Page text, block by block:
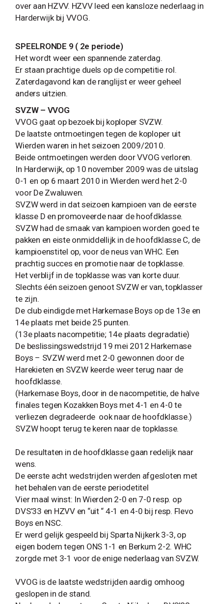
over aan HZVV. HZVV leed een kansloze nederlaag in
Harderwijk bij VVOG.
SPEELRONDE 9 ( 2e periode)
Het wordt weer een spannende zaterdag.
Er staan prachtige duels op de competitie rol.
Zaterdagavond kan de ranglijst er weer geheel
anders uitzien.
SVZW – VVOG
VVOG gaat op bezoek bij koploper SVZW.
De laatste ontmoetingen tegen de koploper uit
Wierden waren in het seizoen 2009/2010.
Beide ontmoetingen werden door VVOG verloren.
In Harderwijk, op 10 november 2009 was de uitslag
0-1 en op 6 maart 2010 in Wierden werd het 2-0
voor De Zwaluwen.
SVZW werd in dat seizoen kampioen van de eerste
klasse D en promoveerde naar de hoofdklasse.
SVZW had de smaak van kampioen worden goed te
pakken en eiste onmiddellijk in de hoofdklasse C, de
kampioenstitel op, voor de neus van WHC. Een
prachtig succes en promotie naar de topklasse.
Het verblijf in de topklasse was van korte duur.
Slechts één seizoen genoot SVZW er van, topklasser
te zijn.
De club eindigde met Harkemase Boys op de 13e en
14e plaats met beide 25 punten.
(13e plaats nacompetitie; 14e plaats degradatie)
De beslissingswedstrijd 19 mei 2012 Harkemase
Boys – SVZW werd met 2-0 gewonnen door de
Harekieten en SVZW keerde weer terug naar de
hoofdklasse.
(Harkemase Boys, door in de nacompetitie, de halve
finales tegen Kozakken Boys met 4-1 en 4-0 te
verliezen degradeerde ook naar de hoofdklasse.)
SVZW hoopt terug te keren naar de topklasse.
De resultaten in de hoofdklasse gaan redelijk naar
wens.
De eerste acht wedstrijden werden afgesloten met
het behalen van de eerste periodetitel
Vier maal winst: In Wierden 2-0 en 7-0 resp. op
DVS’33 en HZVV en “uit “ 4-1 en 4-0 bij resp. Flevo
Boys en NSC.
Er werd gelijk gespeeld bij Sparta Nijkerk 3-3, op
eigen bodem tegen ONS 1-1 en Berkum 2-2. WHC
zorgde met 3-1 voor de enige nederlaag van SVZW.
VVOG is de laatste wedstrijden aardig omhoog
geslopen in de stand.